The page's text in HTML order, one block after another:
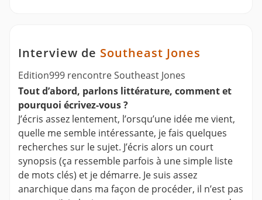
Interview de Southeast Jones
Edition999 rencontre Southeast Jones
Tout d’abord, parlons littérature, comment et
pourquoi écrivez-vous ?
J’écris assez lentement, l’orsqu’une idée me vient,
quelle me semble intéressante, je fais quelques
recherches sur le sujet. J’écris alors un court
synopsis (ça ressemble parfois à une simple liste
de mots clés) et je démarre. Je suis assez
anarchique dans ma façon de procéder, il n’est pas